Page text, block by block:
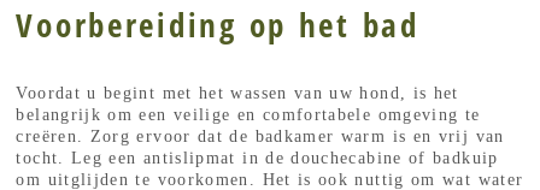
Voorbereiding op het bad
Voordat u begint met het wassen van uw hond, is het
belangrijk om een veilige en comfortabele omgeving te
creëren. Zorg ervoor dat de badkamer warm is en vrij van
tocht. Leg een antislipmat in de douchecabine of badkuip
om uitglijden te voorkomen. Het is ook nuttig om wat water